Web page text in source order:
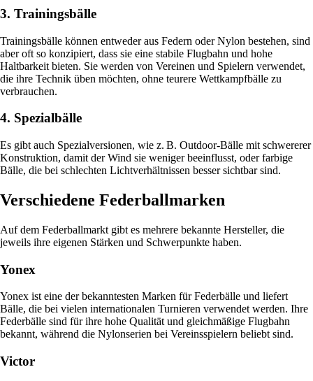
3. Trainingsbälle
Trainingsbälle können entweder aus Federn oder Nylon bestehen, sind
aber oft so konzipiert, dass sie eine stabile Flugbahn und hohe
Haltbarkeit bieten. Sie werden von Vereinen und Spielern verwendet,
die ihre Technik üben möchten, ohne teurere Wettkampfbälle zu
verbrauchen.
4. Spezialbälle
Es gibt auch Spezialversionen, wie z. B. Outdoor-Bälle mit schwererer
Konstruktion, damit der Wind sie weniger beeinflusst, oder farbige
Bälle, die bei schlechten Lichtverhältnissen besser sichtbar sind.
Verschiedene Federballmarken
Auf dem Federballmarkt gibt es mehrere bekannte Hersteller, die
jeweils ihre eigenen Stärken und Schwerpunkte haben.
Yonex
Yonex ist eine der bekanntesten Marken für Federbälle und liefert
Bälle, die bei vielen internationalen Turnieren verwendet werden. Ihre
Federbälle sind für ihre hohe Qualität und gleichmäßige Flugbahn
bekannt, während die Nylonserien bei Vereinsspielern beliebt sind.
Victor